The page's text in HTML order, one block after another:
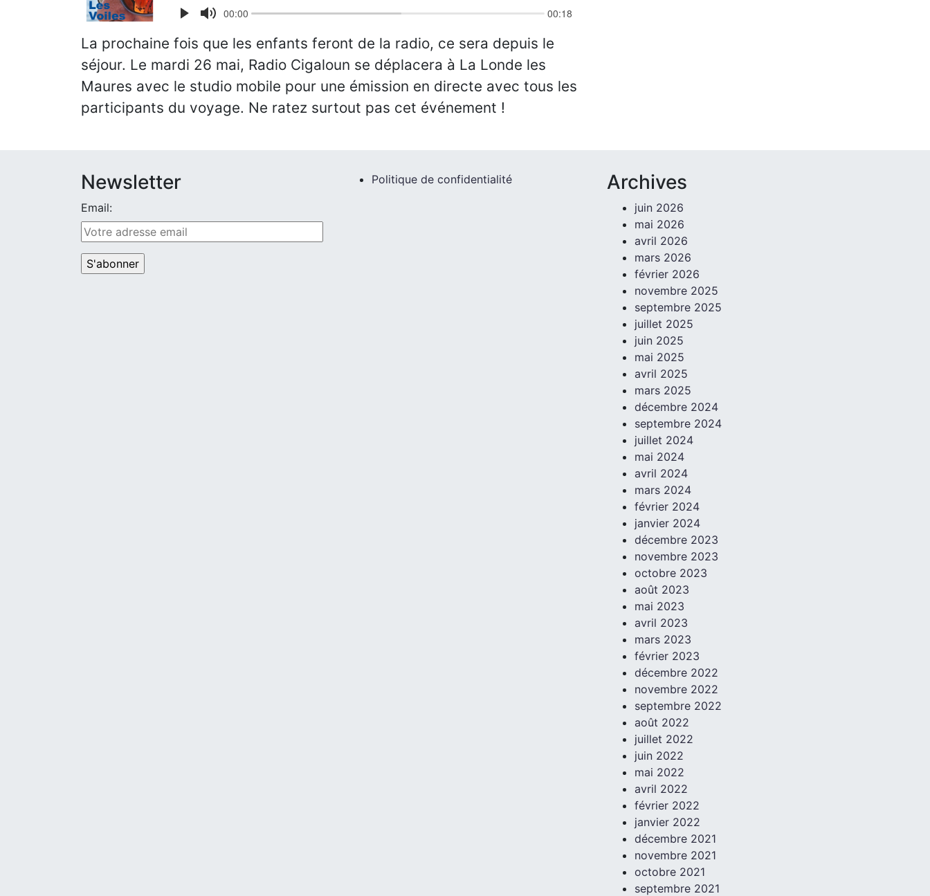
La prochaine fois que les enfants feront de la radio, ce sera depuis le
séjour. Le mardi 26 mai, Radio Cigaloun se déplacera à La Londe les
Maures avec le studio mobile pour une émission en directe avec tous les
participants du voyage. Ne ratez surtout pas cet événement !
Newsletter
Email:
Politique de confidentialité Archives
juin 2026
mai 2026
avril 2026
mars 2026
février 2026
novembre 2025
septembre 2025
juillet 2025
juin 2025
mai 2025
avril 2025
mars 2025
décembre 2024
septembre 2024
juillet 2024
mai 2024
avril 2024
mars 2024
février 2024
janvier 2024
décembre 2023
novembre 2023
octobre 2023
août 2023
mai 2023
avril 2023
mars 2023
février 2023
décembre 2022
novembre 2022
septembre 2022
août 2022
juillet 2022
juin 2022
mai 2022
avril 2022
février 2022
janvier 2022
décembre 2021
novembre 2021
octobre 2021
septembre 2021